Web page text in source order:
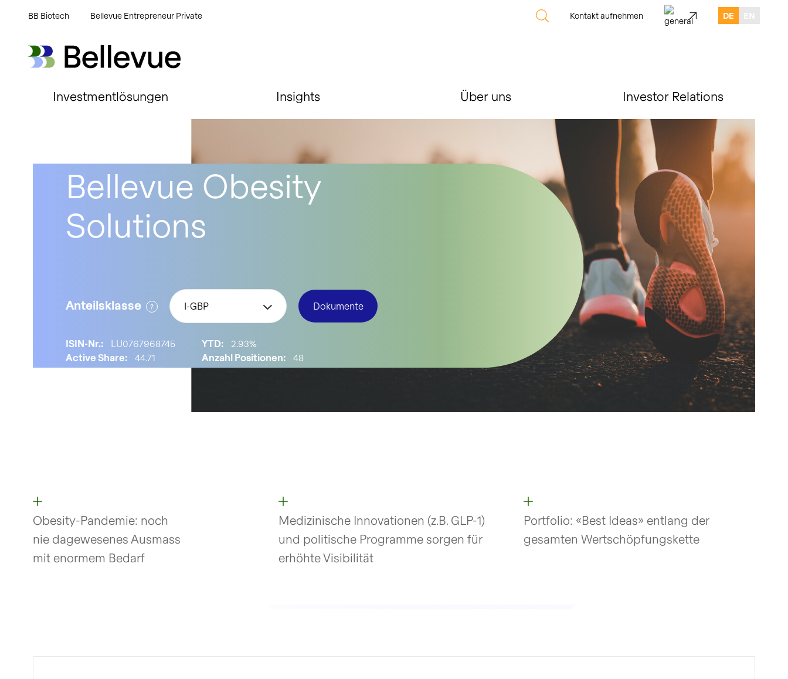
BB Biotech Bellevue Entrepreneur Private Kontakt aufnehmen DE
Bellevue Group AG
Investmentlösungen Insights Über uns Investor Relations
Bellevue Obesity
Solutions
Anteilsklasse I-GBP Dokumente
ISIN-Nr.: LU0767968745 YTD:
2.93%
Active Share:
44.71 Anzahl Positionen: 48
Obesity-Pandemie: noch
nie dagewesenes Ausmass
mit enormem Bedarf
Medizinische Innovationen (z.B. GLP-1)
und politische Programme sorgen für
erhöhte Visibilität
Portfolio: «Best Ideas» entlang der
gesamten Wertschöpfungskette